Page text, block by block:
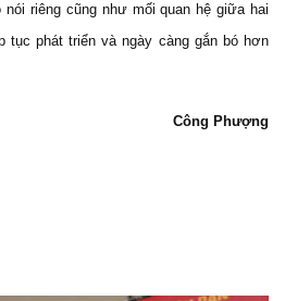
riêng cũng như mối quan hệ giữa hai
tục phát triển và ngày càng gắn bó hơn
Công Phượng